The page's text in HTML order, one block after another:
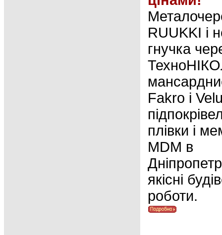
RUUKKI і
гнучка
Fakro і
плівки і
MDM в
якісні
роботи.